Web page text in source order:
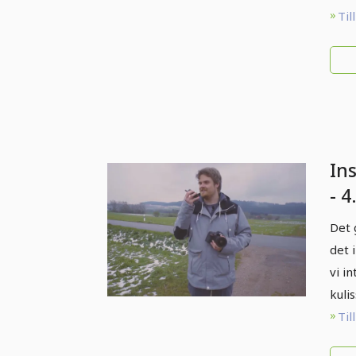
-
Det
det
vi